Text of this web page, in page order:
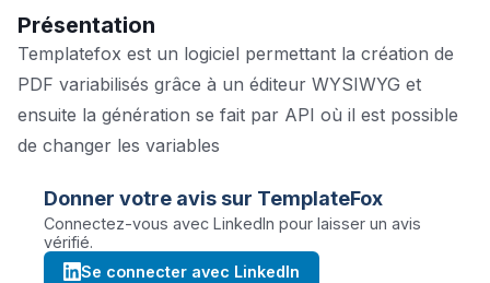
Présentation
Templatefox est un logiciel permettant la création de
PDF variabilisés grâce à un éditeur WYSIWYG et
ensuite la génération se fait par API où il est possible
de changer les variables
Donner votre avis sur TemplateFox
Connectez-vous avec LinkedIn pour laisser un avis
vérifié.
Se connecter avec LinkedIn